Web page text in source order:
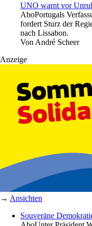
UNO warnt vor
AboPortugals
fordert Sturz der
nach Lissabon.
Von André Scheer
Anzeige
→ Ansichten
Souveräne